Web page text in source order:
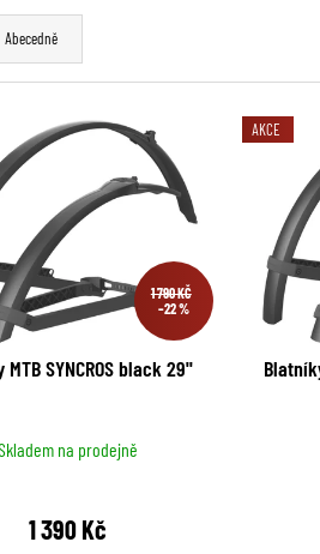
Abecedně
1 790 KČ
–22 %
SYNCROS black 29''
na prodejně
1 390 Kč
AKCE